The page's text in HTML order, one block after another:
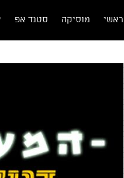
ראשי מוסיקה סטנד אפ